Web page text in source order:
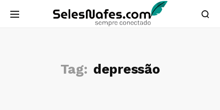
Tag: depressão